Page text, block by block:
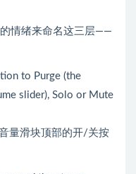
情绪来命名这三层——
to Purge (the
slider), Solo or Mute
量滑块顶部的开/关按